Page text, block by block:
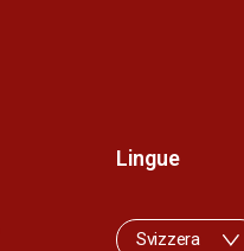
Lingue
Svizzera